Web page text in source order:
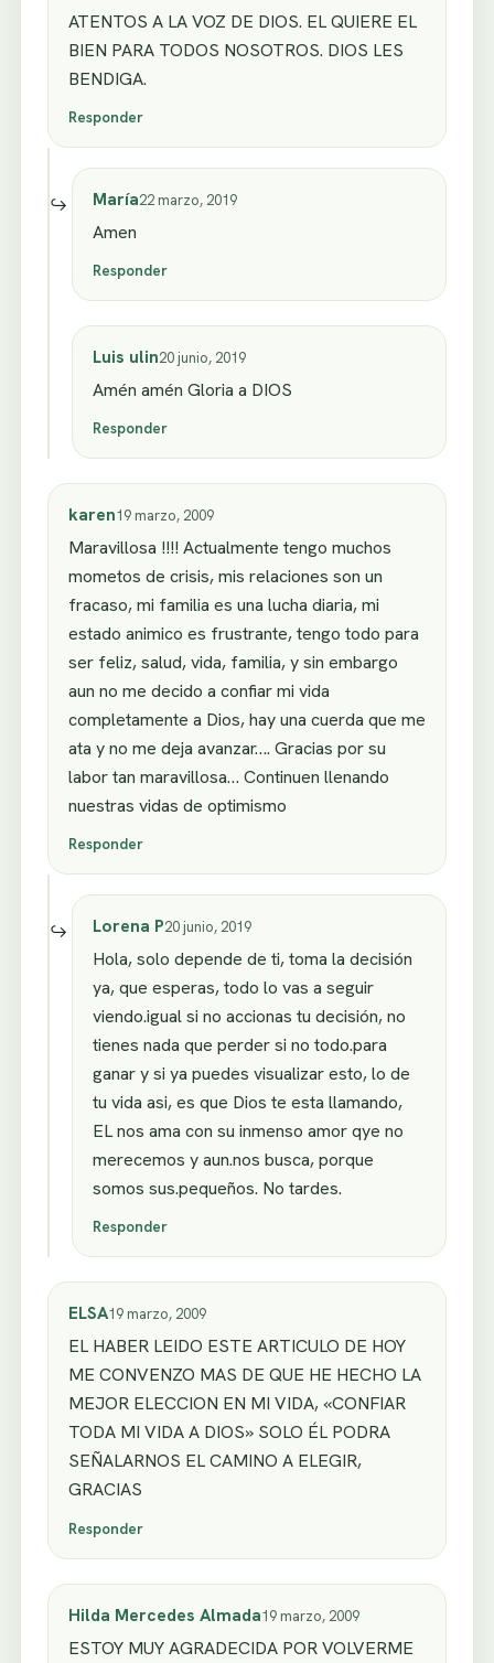
ATENTOS A LA VOZ DE DIOS. EL QUIERE EL
BIEN PARA TODOS NOSOTROS. DIOS LES
BENDIGA.
Responder
María22 marzo, 2019
Amen
Responder
Luis ulin20 junio, 2019
Amén amén Gloria a DIOS
Responder
karen19 marzo, 2009
Maravillosa !!!! Actualmente tengo muchos
mometos de crisis, mis relaciones son un
fracaso, mi familia es una lucha diaria, mi
estado animico es frustrante, tengo todo para
ser feliz, salud, vida, familia, y sin embargo
aun no me decido a confiar mi vida
completamente a Dios, hay una cuerda que me
ata y no me deja avanzar…. Gracias por su
labor tan maravillosa… Continuen llenando
nuestras vidas de optimismo
Responder
Lorena P20 junio, 2019
Hola, solo depende de ti, toma la decisión
ya, que esperas, todo lo vas a seguir
viendo.igual si no accionas tu decisión, no
tienes nada que perder si no todo.para
ganar y si ya puedes visualizar esto, lo de
tu vida asi, es que Dios te esta llamando,
EL nos ama con su inmenso amor qye no
merecemos y aun.nos busca, porque
somos sus.pequeños. No tardes.
Responder
ELSA19 marzo, 2009
EL HABER LEIDO ESTE ARTICULO DE HOY
ME CONVENZO MAS DE QUE HE HECHO LA
MEJOR ELECCION EN MI VIDA, «CONFIAR
TODA MI VIDA A DIOS» SOLO ÉL PODRA
SEÑALARNOS EL CAMINO A ELEGIR,
GRACIAS
Responder
Hilda Mercedes Almada19 marzo, 2009
ESTOY MUY AGRADECIDA POR VOLVERME